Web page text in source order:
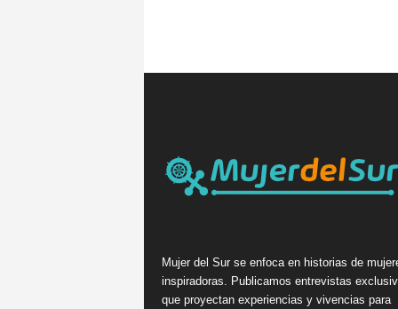
Mujer del Sur se enfoca en historias de
inspiradoras. Publicamos entrevistas
que proyectan experiencias y vivencias para